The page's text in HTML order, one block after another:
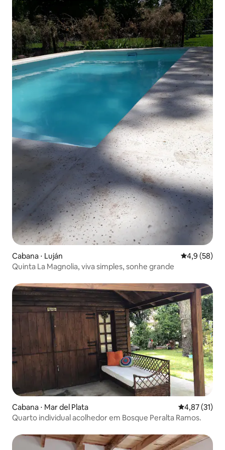
Cabana ⋅ Luján 4,9 de uma
4,9 (58)
Quinta La Magnolia, viva simples, sonhe grande
Cabana ⋅ Mar del Plata 4,87 de uma
4,87 (31)
Quarto individual acolhedor em Bosque Peralta Ramos.